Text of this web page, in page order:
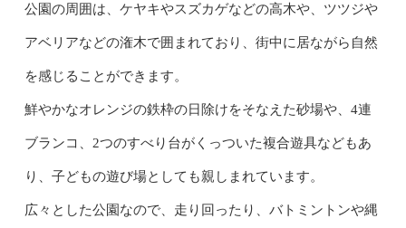
公園の周囲は、ケヤキやスズカゲなどの高木や、ツツジや
アベリアなどの潅木で囲まれており、街中に居ながら自然
を感じることができます。
鮮やかなオレンジの鉄枠の日除けをそなえた砂場や、4連
ブランコ、2つのすべり台がくっついた複合遊具などもあ
り、子どもの遊び場としても親しまれています。
広々とした公園なので、走り回ったり、バトミントンや縄